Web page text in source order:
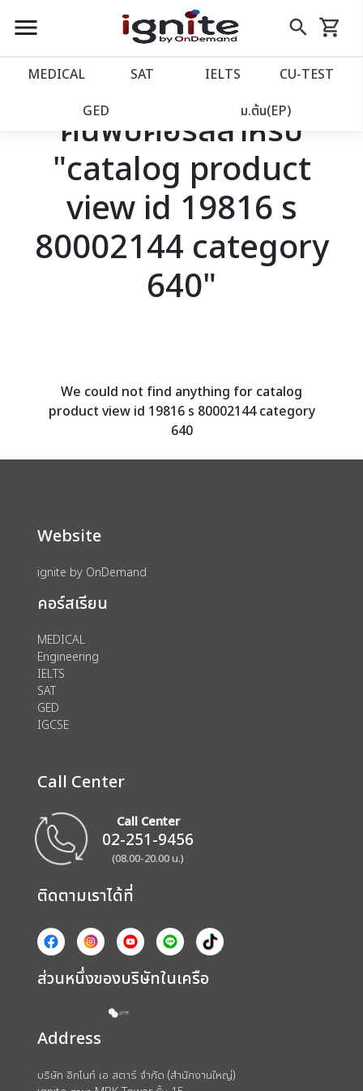
close
account_balance หน้าแรก
เว็บไซต์อิกไนท์
โปรโมชั่น
วางแผนการเรียน
account_circle เข้าสู่ระบบ
menu search
Skip
to
shopping_cart
รถเข็น
MEDICAL SAT IELTS CU‑TEST
GED ม.ต้น(EP)
ค้นพบคอร์สสำหรับ
"catalog product
view id 19816 s
80002144 category
640"
We could not find anything for catalog
product view id 19816 s 80002144 category
640
Website
ignite by OnDemand
คอร์สเรียน
MEDICAL
Engineering
IELTS
SAT
GED
IGCSE
Call Center
Call Center
02-251-9456
(08.00-20.00 น.)
ติดตามเราได้ที่
ส่วนหนึ่งของบริษัทในเครือ
Address
บริษัท อิกไนท์ เอ สตาร์ จำกัด (สำนักงานใหญ่)